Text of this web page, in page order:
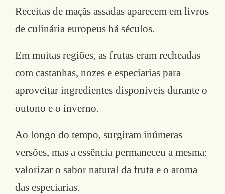
Receitas de maçãs assadas aparecem em livros
de culinária europeus há séculos.
Em muitas regiões, as frutas eram recheadas
com castanhas, nozes e especiarias para
aproveitar ingredientes disponíveis durante o
outono e o inverno.
Ao longo do tempo, surgiram inúmeras
versões, mas a essência permaneceu a mesma:
valorizar o sabor natural da fruta e o aroma
das especiarias.